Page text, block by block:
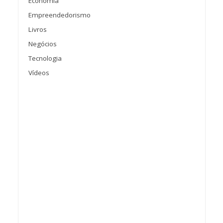
Empreendedorismo
Livros
Negócios
Tecnologia
Vídeos